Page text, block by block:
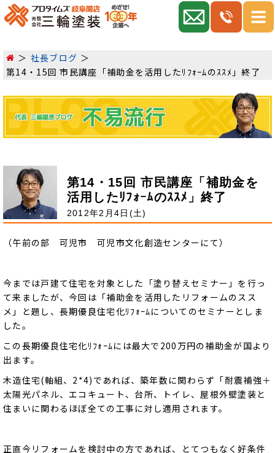
社長ブログ
第14・15回 市民講座「補助金を活用したﾘﾌｫｰﾑのｽｽﾒ」終了
第14・15回 市民講座「補助金を
活用したﾘﾌｫｰﾑのｽｽﾒ」終了
2012年2月4日(土)
（午前の部 可児市 可児市文化創造センターにて）
今までは戸建て住宅を対象とした「塗り替えセミナー」を行っ
て来ましたが、今回は「補助金を活用したリフォームのスス
メ」と題し、長期優良住宅化ﾘﾌｫｰﾑについてのセミナーとしま
した。
この長期優良住宅化ﾘﾌｫｰﾑには最大で200万円の補助金が国より
出ます。
木造住宅(軸組、2*4)であれば、築年数に関わらず「耐震補強＋
太陽光パネル、エコキュート、台所、トイレ、屋根外壁塗装と
住まいに関わるほぼ全ての工事に対し適用されます。
正直今リフォームを検討中の方であれば、とてつもなく好条件